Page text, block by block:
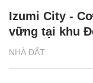
NHÀ ĐẤT
Izumi City -
vững tại khu